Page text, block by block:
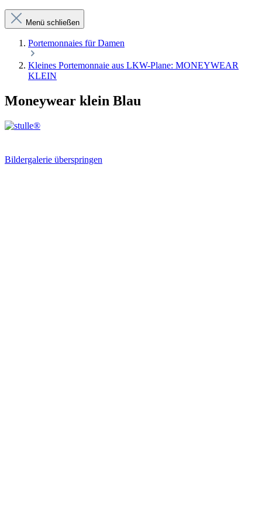
Menü schließen
Portemonnaies für Damen
Kleines Portemonnaie aus LKW-Plane: MONEYWEAR
KLEIN
Moneywear klein Blau
Bildergalerie überspringen